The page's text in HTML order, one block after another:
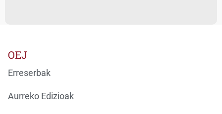
OEJ
Erreserbak
Aurreko Edizioak